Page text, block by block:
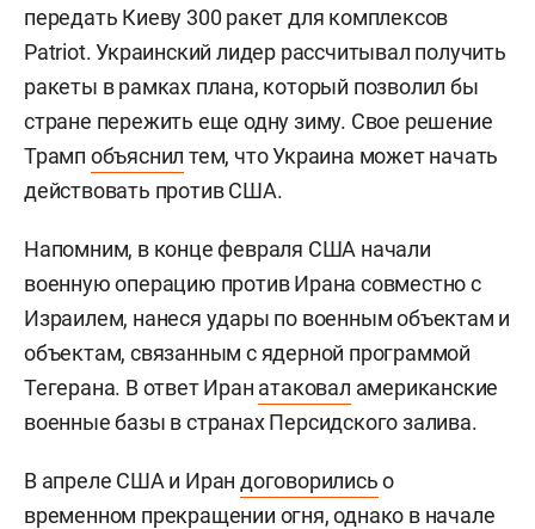
передать Киеву 300 ракет для комплексов
Patriot. Украинский лидер рассчитывал получить
ракеты в рамках плана, который позволил бы
стране пережить еще одну зиму. Свое решение
Трамп объяснил тем, что Украина может начать
действовать против США.
Напомним, в конце февраля США начали
военную операцию против Ирана совместно с
Израилем, нанеся удары по военным объектам и
объектам, связанным с ядерной программой
Тегерана. В ответ Иран атаковал американские
военные базы в странах Персидского залива.
В апреле США и Ирандоговорилисьо
временном прекращении огня, однако в начале